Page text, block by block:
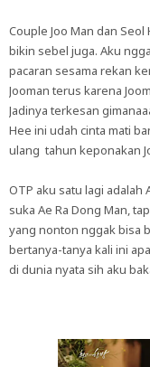
Couple Joo Man dan
bikin sebel juga. Aku
pacaran sesama rekan
Jooman terus karena
Jadinya terkesan
Hee ini udah cinta mati
ulang tahun keponakan
OTP aku satu lagi adalah
suka Ae Ra Dong Man,
yang nonton nggak bisa
bertanya-tanya kali ini
di dunia nyata sih aku